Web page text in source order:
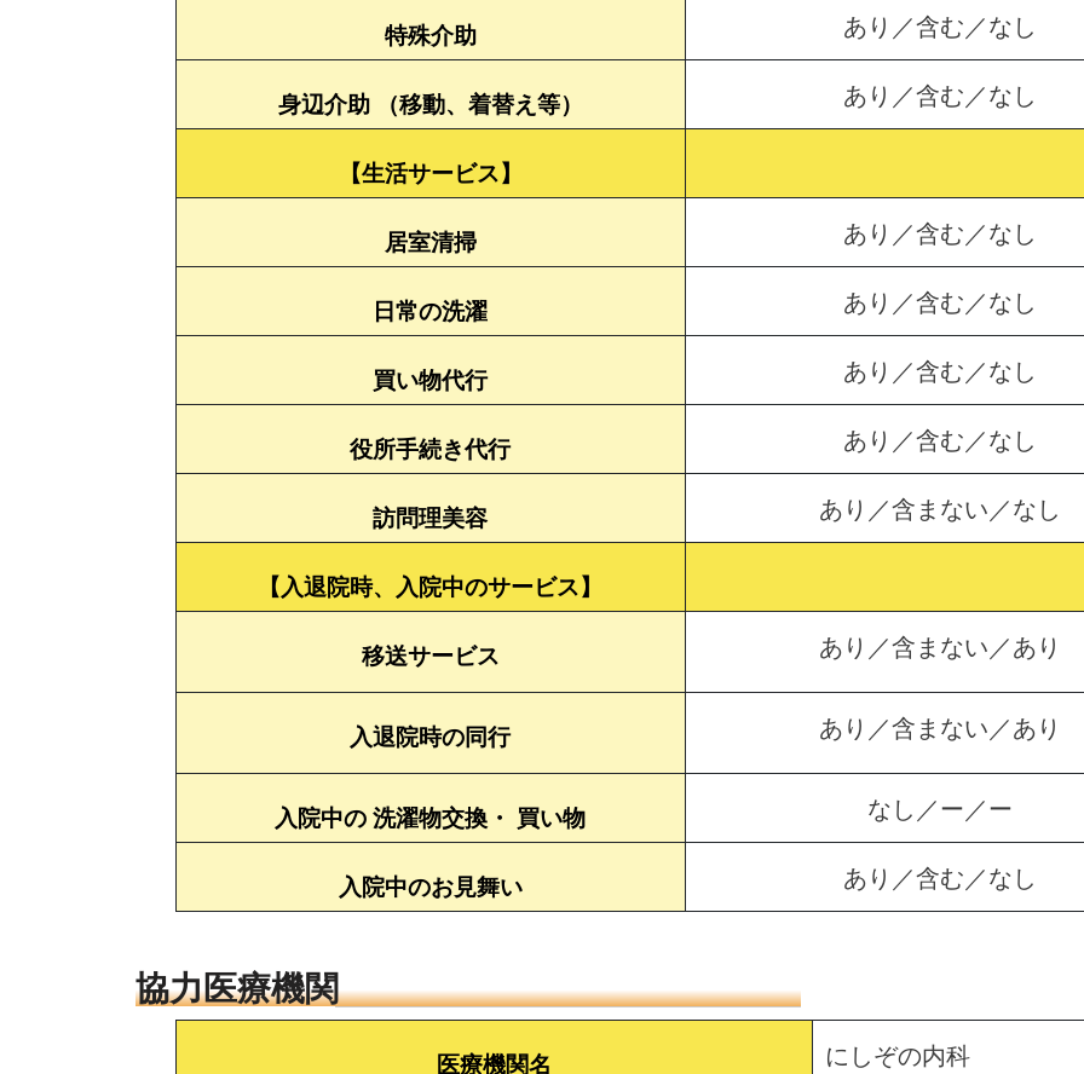
特殊介助 あり／含む／なし
身辺介助 （移動、着替え等） あり／含む／なし
【生活サービス】
居室清掃 あり／含む／なし
日常の洗濯 あり／含む／なし
買い物代行 あり／含む／なし
役所手続き代行 あり／含む／なし
訪問理美容 あり／含まない／なし
【入退院時、入院中のサービス】
移送サービス あり／含まない／あり
入退院時の同行 あり／含まない／あり
入院中の 洗濯物交換・ 買い物 なし／ー／ー
入院中のお見舞い あり／含む／なし
協力医療機関
医療機関名 にしぞの内科